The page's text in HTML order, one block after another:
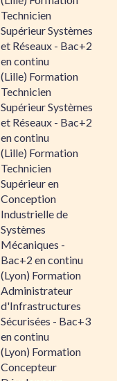
Technicien
Supérieur Systèmes
et Réseaux - Bac+2
en continu
(Lille) Formation
Technicien
Supérieur Systèmes
et Réseaux - Bac+2
en continu
(Lille) Formation
Technicien
Supérieur en
Conception
Industrielle de
Systèmes
Mécaniques -
Bac+2 en continu
(Lyon) Formation
Administrateur
d'Infrastructures
Sécurisées - Bac+3
en continu
(Lyon) Formation
Concepteur